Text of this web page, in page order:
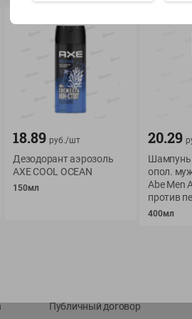
Показать 15-28 из 79
Оплата
Публичный договор
18.89 руб./шт
Дезодорант аэрозоль
AXE COOL OCEAN
150мл
20.29
Шампунь
опол.
Abe Men
против
400мл